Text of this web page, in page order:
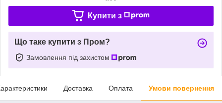
Купити з
Що таке купити з Пром?
Замовлення під захистом
Доставка Оплата Умови повернення